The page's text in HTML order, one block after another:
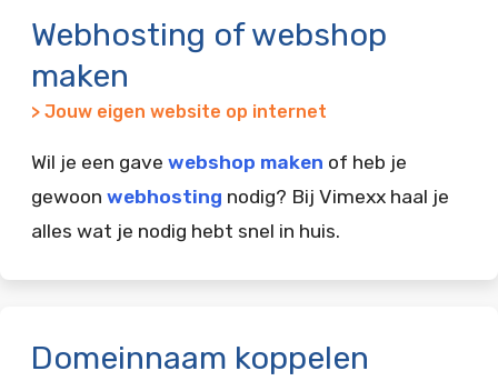
Webhosting of webshop
maken
> Jouw eigen website op internet
Wil je een gave webshop maken of heb je
gewoon webhosting nodig? Bij Vimexx haal je
alles wat je nodig hebt snel in huis.
Domeinnaam koppelen